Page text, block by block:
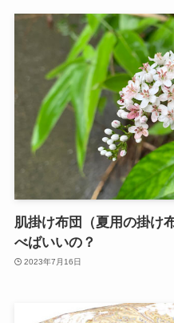
肌掛け布団（夏用の掛け
べばいいの？
2023年7月16日